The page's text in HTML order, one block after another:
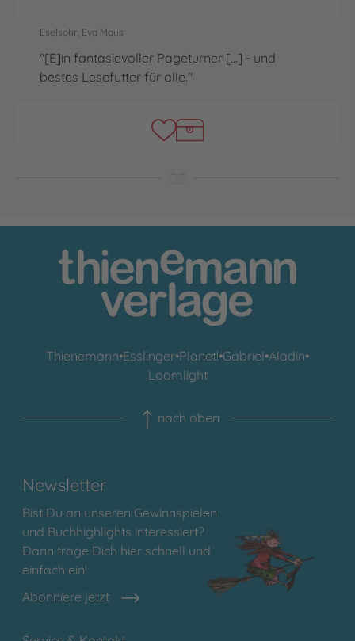
Eselsohr, Eva Maus
"[E]in fantasievoller Pageturner [...] - und
bestes Lesefutter für alle."
Thienemann•Esslinger•Planet!•Gabriel•Aladin•
Loomlight
nach oben
Newsletter
Bist Du an unseren Gewinnspielen
und Buchhighlights interessiert?
Dann trage Dich hier schnell und
einfach ein!
Abonniere jetzt